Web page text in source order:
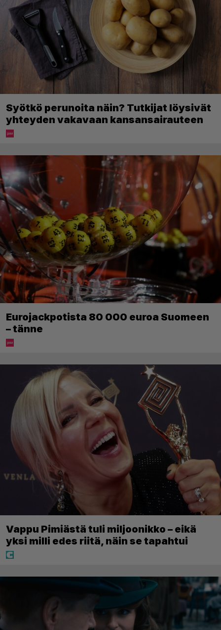
Syötkö perunoita näin? Tutkijat löysivät
yhteyden vakavaan kansansairauteen
Eurojackpotista 80 000 euroa Suomeen
– tänne
Vappu Pimiästä tuli miljoonikko – eikä
yksi milli edes riitä, näin se tapahtui